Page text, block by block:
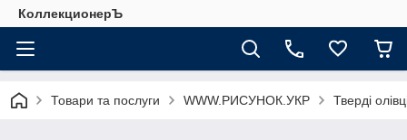
КоллекционерЪ
Товари та послуги WWW.РИСУНОК.УКР Тверді